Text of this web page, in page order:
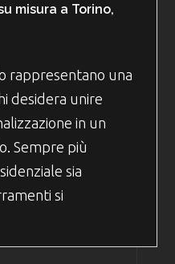
misura a Torino,
rappresentano una
desidera unire
in un
Sempre più
sia
si